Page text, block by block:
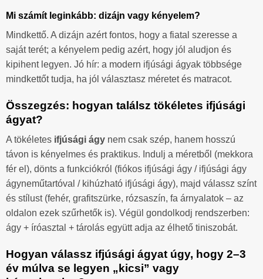
Mi számít leginkább: dizájn vagy kényelem?
Mindkettő. A dizájn azért fontos, hogy a fiatal szeresse a
saját terét; a kényelem pedig azért, hogy jól aludjon és
kipihent legyen. Jó hír: a modern ifjúsági ágyak többsége
mindkettőt tudja, ha jól választasz méretet és matracot.
Összegzés: hogyan találsz tökéletes ifjúsági
ágyat?
A tökéletes ifjúsági ágy nem csak szép, hanem hosszú
távon is kényelmes és praktikus. Indulj a méretből (mekkora
fér el), dönts a funkciókról (fiókos ifjúsági ágy / ifjúsági ágy
ágyneműtartóval / kihúzható ifjúsági ágy), majd válassz színt
és stílust (fehér, grafitszürke, rózsaszín, fa árnyalatok – az
oldalon ezek szűrhetők is). Végül gondolkodj rendszerben:
ágy + íróasztal + tárolás együtt adja az élhető tiniszobát.
Hogyan válassz ifjúsági ágyat úgy, hogy 2–3
év múlva se legyen „kicsi” vagy